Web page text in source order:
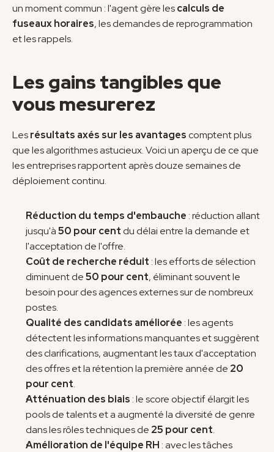
un moment commun : l'agent gère les calculs de
fuseaux horaires, les demandes de reprogrammation
et les rappels.
Les gains tangibles que
vous mesurerez
Les résultats axés sur les avantages comptent plus
que les algorithmes astucieux. Voici un aperçu de ce que
les entreprises rapportent après douze semaines de
déploiement continu.
Réduction du temps d'embauche : réduction allant
jusqu'à 50 pour cent du délai entre la demande et
l'acceptation de l'offre.
Coût de recherche réduit : les efforts de sélection
diminuent de 50 pour cent, éliminant souvent le
besoin pour des agences externes sur de nombreux
postes.
Qualité des candidats améliorée : les agents
détectent les informations manquantes et suggèrent
des clarifications, augmentant les taux d'acceptation
des offres et la rétention la première année de 20
pour cent.
Atténuation des biais : le score objectif élargit les
pools de talents et a augmenté la diversité de genre
dans les rôles techniques de 25 pour cent.
Amélioration de l'équipe RH : avec les tâches